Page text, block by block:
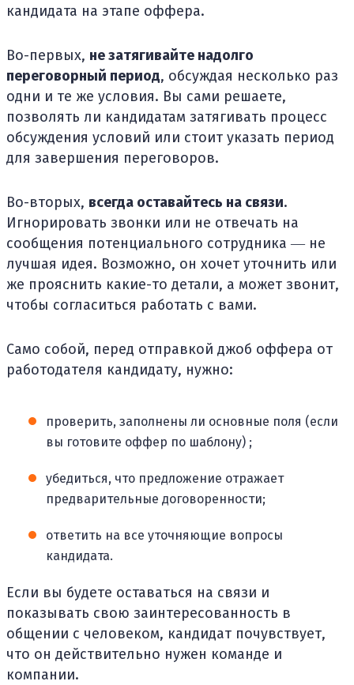
кандидата на этапе оффера.
Во-первых, не затягивайте надолго
переговорный период, обсуждая несколько раз
одни и те же условия. Вы сами решаете,
позволять ли кандидатам затягивать процесс
обсуждения условий или стоит указать период
для завершения переговоров.
Во-вторых, всегда оставайтесь на связи.
Игнорировать звонки или не отвечать на
сообщения потенциального сотрудника ― не
лучшая идея. Возможно, он хочет уточнить или
же прояснить какие-то детали, а может звонит,
чтобы согласиться работать с вами.
Само собой, перед отправкой джоб оффера от
работодателя кандидату, нужно:
проверить, заполнены ли основные поля (если
вы готовите оффер по шаблону) ;
убедиться, что предложение отражает
предварительные договоренности;
ответить на все уточняющие вопросы
кандидата.
Если вы будете оставаться на связи и
показывать свою заинтересованность в
общении с человеком, кандидат почувствует,
что он действительно нужен команде и
компании.